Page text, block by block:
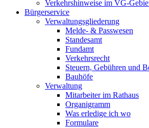
Verkehrshinweise im VG-
Bürgerservice
Verwaltungsgliederung
Melde- & Passwesen
Standesamt
Fundamt
Verkehrsrecht
Steuern, Gebühren und
Bauhöfe
Verwaltung
Mitarbeiter im Rathaus
Organigramm
Was erledige ich wo
Formulare